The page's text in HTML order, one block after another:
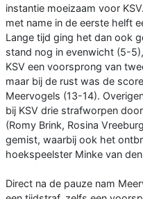
instantie moeizaam voor
met name in de eerste helft
Lange tijd ging het dan ook
stand nog in evenwicht (5-
KSV een voorsprong van
maar bij de rust was de
Meervogels (13-14).
bij KSV drie strafworpen
(Romy Brink, Rosina
gemist, waarbij ook het
hoekspeelster Minke van
Direct na de pauze nam